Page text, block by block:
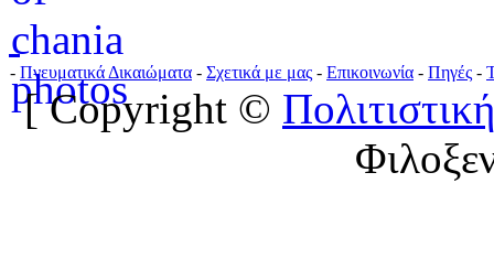
- Πνευματικά Δικαιώματα - Σχετικά με μας - Επικοινωνία - Πηγές -
[ Copyright ©